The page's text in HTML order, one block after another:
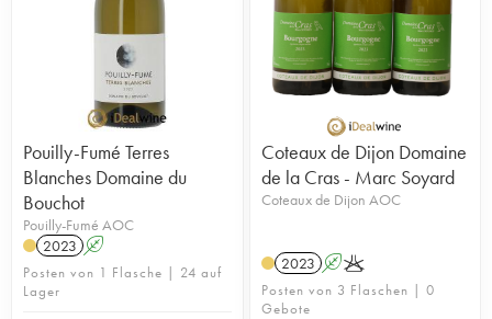
Pouilly-Fumé Terres
Blanches Domaine du
Bouchot
Pouilly-Fumé AOC
2023 A
Posten von 1 Flasche | 24 auf
Lager
Coteaux de Dijon Domaine
de la Cras - Marc Soyard
Coteaux de Dijon AOC
2023 AK
Posten von 3 Flaschen | 0
Gebote